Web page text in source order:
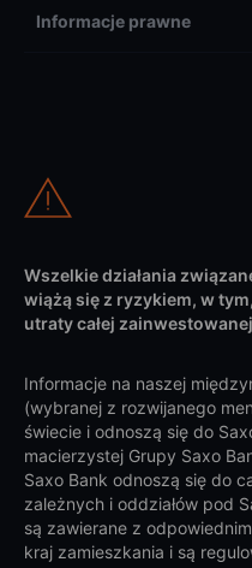
Informacje prawne
Wszelkie działania
wiążą się z ryzykiem, w
utraty całej
Informacje na naszej
(wybranej z rozwijanego
świecie i odnoszą się do
macierzystej Grupy Saxo
Saxo Bank odnoszą się do
zależnych i oddziałów pod
są zawierane z
kraj zamieszkania i są